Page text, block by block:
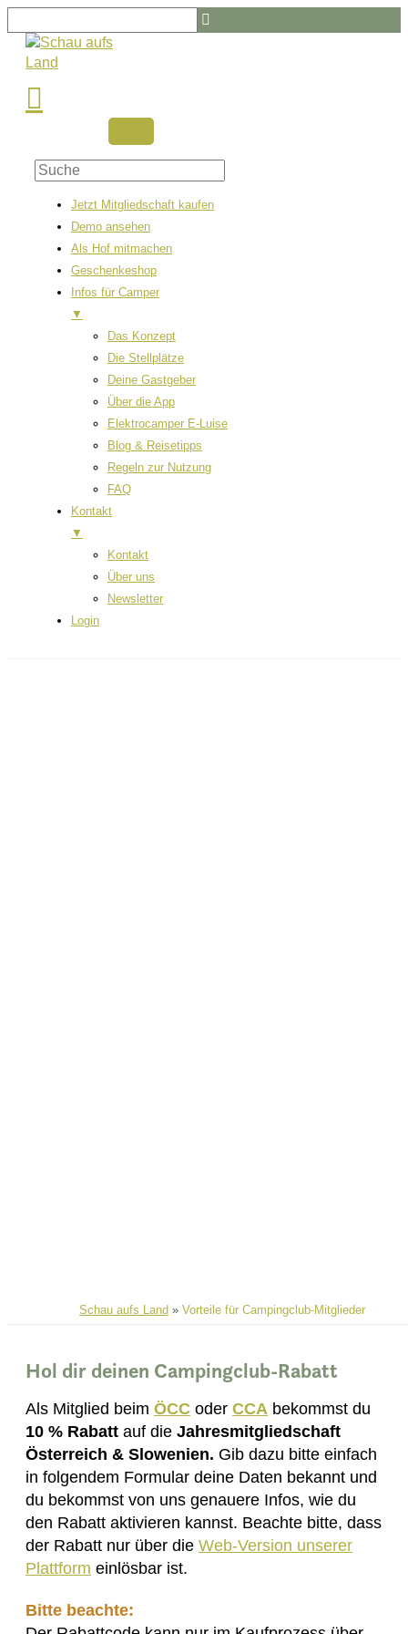
Inhalt
springen
nach
Infos
Jetzt Mitgliedschaft kaufen
Demo ansehen
Als Hof mitmachen
Geschenkeshop
Infos für Camper
▼
Das Konzept
Die Stellplätze
Deine Gastgeber
Über die App
Elektrocamper E-Luise
Blog & Reisetipps
Regeln zur Nutzung
FAQ
Kontakt
▼
Kontakt
Über uns
Newsletter
Login
Schau aufs Land » Vorteile für Campingclub-Mitglieder
Hol dir deinen Campingclub-Rabatt
Als Mitglied beim ÖCC oder CCA bekommst du
10 % Rabatt auf die Jahresmitgliedschaft
Österreich & Slowenien. Gib dazu bitte einfach
in folgendem Formular deine Daten bekannt und
du bekommst von uns genauere Infos, wie du
den Rabatt aktivieren kannst. Beachte bitte, dass
der Rabatt nur über die Web-Version unserer
Plattform einlösbar ist.
Bitte beachte: